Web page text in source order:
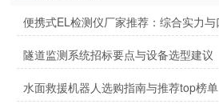
隧道监测系统招标要点与设备选型建议
水面救援机器人选购指南与推荐top榜单